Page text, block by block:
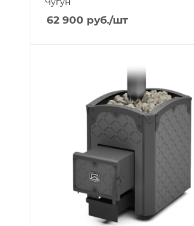
62 900 руб./шт
Материал изготовления
Вид топлива
Диаметр дымохода, мм